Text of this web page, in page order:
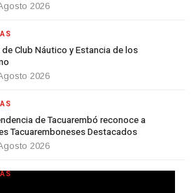
2026
Club Náutico y Estancia de los
2026
de Tacuarembó reconoce a
Tacuaremboneses Destacados
2026